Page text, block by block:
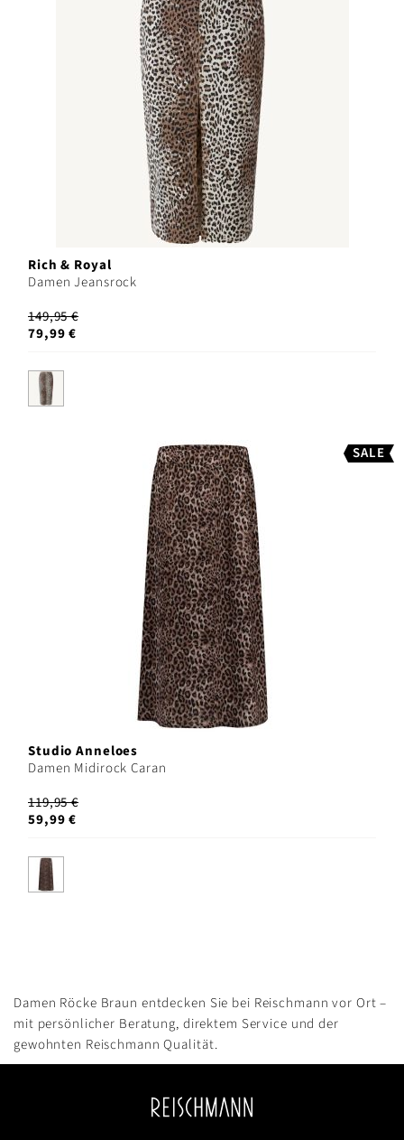
Rich & Royal
Damen Jeansrock
149,95 €
79,99 €
SALE
Studio Anneloes
Damen Midirock Caran
119,95 €
59,99 €
Damen Röcke Braun entdecken Sie bei Reischmann vor Ort –
mit persönlicher Beratung, direktem Service und der
gewohnten Reischmann Qualität.